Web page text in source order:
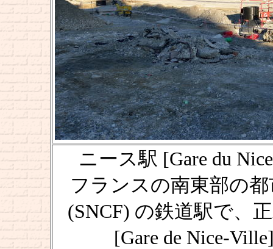
ニース駅 [Gare du
フランスの南東部の
(SNCF) の鉄道駅で、
[Gare de Nice-